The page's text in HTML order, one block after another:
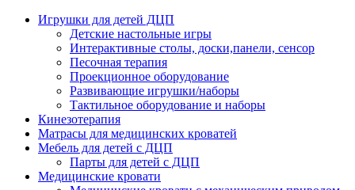
Игрушки для детей ДЦП
Детские настольные игры
Интерактивные столы, доски,панели, сенсор
Песочная терапия
Проекционное оборудование
Развивающие игрушки/наборы
Тактильное оборудование и наборы
Кинезотерапия
Матрасы для медицинских кроватей
Мебель для детей с ДЦП
Парты для детей с ДЦП
Медицинские кровати